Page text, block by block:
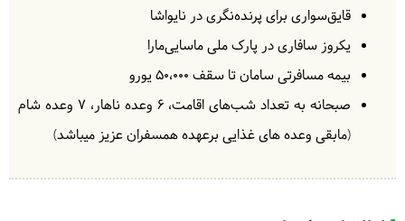
امروز را به آشنایی با حیات وحش پارک ملی ماسایی مارا
سپری خواهیم کرد. سافاری در محیط زیست طبیعی بیگ
فایو (پنج حیوان بزرگ افریقا) و دیگر حیوانات پارک نظیر
اسب‌های آبی، کروکدیل، گله‌های شیر، گور خر، گاوهای
یالدار و زرافه‌ها تجربه بی‌نظیری خواهد بود.
قایق‌سواری برای پرنده‌نگری در نایواشا
یکروز سافاری در پارک ملی ماسایی‌مارا
بیمه مسافرتی سامان تا سقف ۵۰،۰۰۰ یورو
صبحانه به تعداد شب‌های اقامت، 6 وعده‌ ناهار، 7 وعده شام
(مابقی وعده های غذایی برعهده همسفران عزیز میباشد)